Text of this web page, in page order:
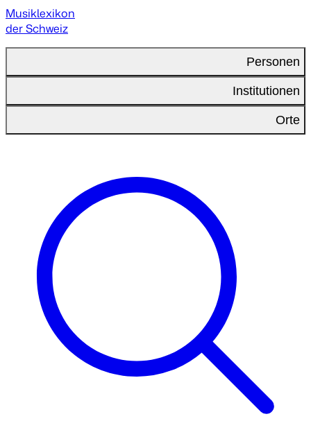
Musiklexikon
der Schweiz
Personen
Institutionen
Orte